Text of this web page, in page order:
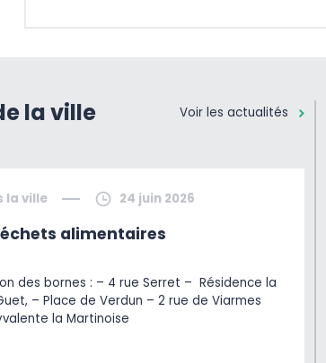
la ville Voir les actualités
la ville 24 juin 2026
alimentaires
des bornes : – 4 rue Serret – Résidence la
– Place de Verdun – 2 rue de Viarmes
la Martinoise